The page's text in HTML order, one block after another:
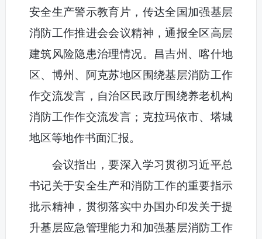
安全生产警示教育片，传达全国加强基层
消防工作推进会会议精神，通报全区高层
建筑风险隐患治理情况。昌吉州、喀什地
区、博州、阿克苏地区围绕基层消防工作
作交流发言，自治区民政厅围绕养老机构
消防工作作交流发言；克拉玛依市、塔城
地区等地作书面汇报。
会议指出，要深入学习贯彻习近平总
书记关于安全生产和消防工作的重要指示
批示精神，贯彻落实中办国办印发关于提
升基层应急管理能力和加强基层消防工作